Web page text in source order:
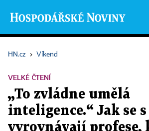
HN.cz › Víkend
VELKÉ ČTENÍ
„To zvládne umělá
inteligence.“ Jak se
vyrovnávají profese,